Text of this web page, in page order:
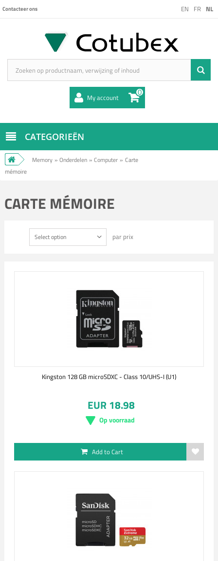
EN FR NL
Contacteer ons
My account 0
CATEGORIEËN
Memory » Onderdelen » Computer » Carte
mémoire
CARTE MÉMOIRE
Select option par prix
Kingston 128 GB microSDXC - Class 10/UHS-I (U1)
EUR 18.98
Op voorraad
Add to Cart